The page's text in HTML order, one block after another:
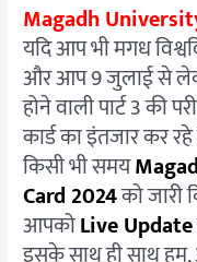
Magadh
यदि आप भी मगध
और आप 9 जुलाई से
होने वाली पार्ट 3 की
कार्ड का इंतजार कर
किसी भी समय
Card 2024को जारी
आपकोLive Update